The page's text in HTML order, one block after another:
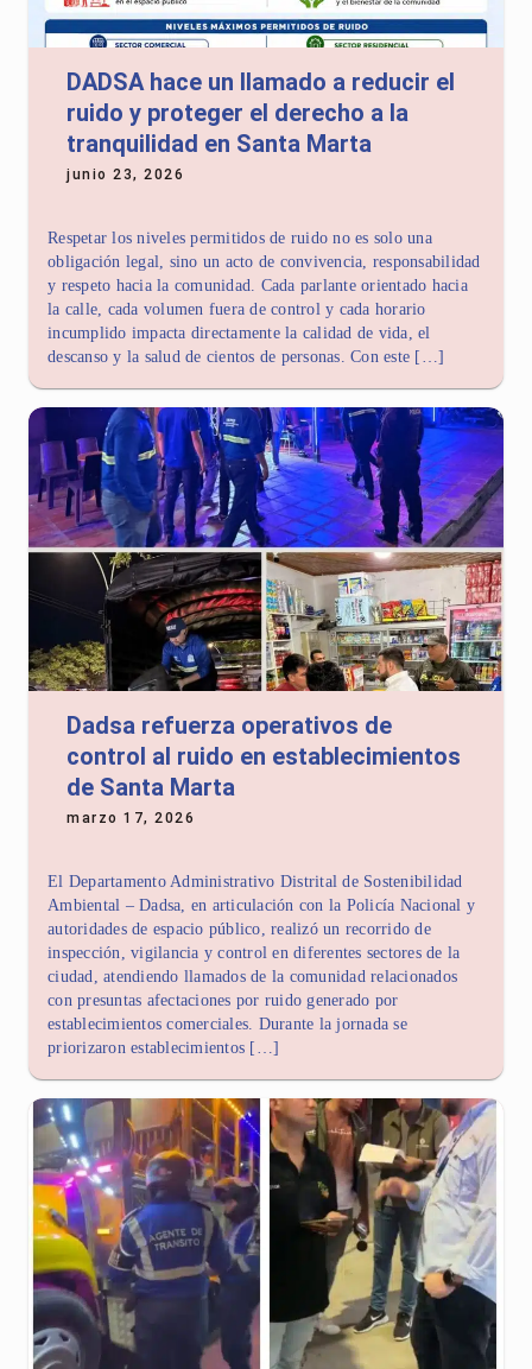
DADSA hace un llamado a reducir el
ruido y proteger el derecho a la
tranquilidad en Santa Marta
junio 23, 2026
Respetar los niveles permitidos de ruido no es solo una
obligación legal, sino un acto de convivencia, responsabilidad
y respeto hacia la comunidad. Cada parlante orientado hacia
la calle, cada volumen fuera de control y cada horario
incumplido impacta directamente la calidad de vida, el
descanso y la salud de cientos de personas. Con este […]
Dadsa refuerza operativos de
control al ruido en establecimientos
de Santa Marta
marzo 17, 2026
El Departamento Administrativo Distrital de Sostenibilidad
Ambiental – Dadsa, en articulación con la Policía Nacional y
autoridades de espacio público, realizó un recorrido de
inspección, vigilancia y control en diferentes sectores de la
ciudad, atendiendo llamados de la comunidad relacionados
con presuntas afectaciones por ruido generado por
establecimientos comerciales. Durante la jornada se
priorizaron establecimientos […]